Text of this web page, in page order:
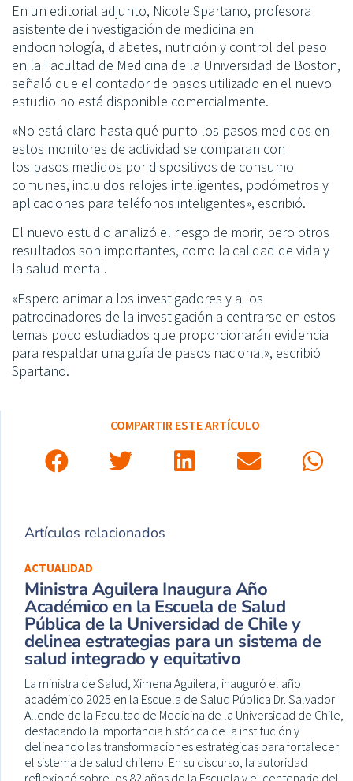
En un editorial adjunto, Nicole Spartano, profesora
asistente de investigación de medicina en
endocrinología, diabetes, nutrición y control del peso
en la Facultad de Medicina de la Universidad de Boston,
señaló que el contador de pasos utilizado en el nuevo
estudio no está disponible comercialmente.
«No está claro hasta qué punto los pasos medidos en
estos monitores de actividad se comparan con
los pasos medidos por dispositivos de consumo
comunes, incluidos relojes inteligentes, podómetros y
aplicaciones para teléfonos inteligentes», escribió.
El nuevo estudio analizó el riesgo de morir, pero otros
resultados son importantes, como la calidad de vida y
la salud mental.
«Espero animar a los investigadores y a los
patrocinadores de la investigación a centrarse en estos
temas poco estudiados que proporcionarán evidencia
para respaldar una guía de pasos nacional», escribió
Spartano.
COMPARTIR ESTE ARTÍCULO
Artículos relacionados
ACTUALIDAD
Ministra Aguilera Inaugura Año
Académico en la Escuela de Salud
Pública de la Universidad de Chile y
delinea estrategias para un sistema de
salud integrado y equitativo
La ministra de Salud, Ximena Aguilera, inauguró el año
académico 2025 en la Escuela de Salud Pública Dr. Salvador
Allende de la Facultad de Medicina de la Universidad de Chile,
destacando la importancia histórica de la institución y
delineando las transformaciones estratégicas para fortalecer
el sistema de salud chileno. En su discurso, la autoridad